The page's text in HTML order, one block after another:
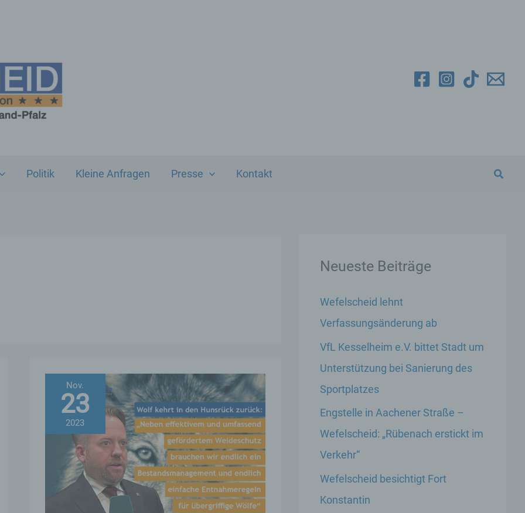
Politik Kleine Anfragen Presse Kontakt
Nov.
23
2023
Neueste Beiträge
Wefelscheid lehnt
Verfassungsänderung ab
VfL Kesselheim e.V. bittet Stadt um
Unterstützung bei Sanierung des
Sportplatzes
Engstelle in Aachener Straße –
Wefelscheid: „Rübenach erstickt im
Verkehr“
Wefelscheid besichtigt Fort
Konstantin